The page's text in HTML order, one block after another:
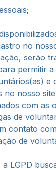
no
serão
permitir
e
no nosso
com as
de
contato
de
a LGPD